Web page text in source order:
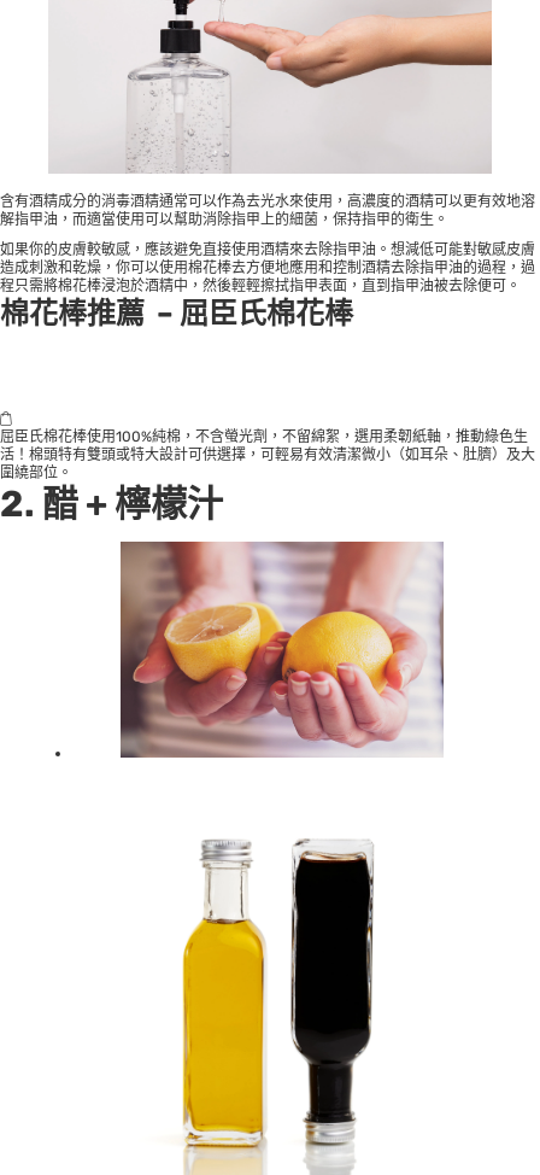
含有酒精成分的消毒酒精通常可以作為去光水來使用，高濃度的酒精可以更有效地溶
解指甲油，而適當使用可以幫助消除指甲上的細菌，保持指甲的衛生。
如果你的皮膚較敏感，應該避免直接使用酒精來去除指甲油。想減低可能對敏感皮膚
造成刺激和乾燥，你可以使用棉花棒去方便地應用和控制酒精去除指甲油的過程，過
程只需將棉花棒浸泡於酒精中，然後輕輕擦拭指甲表面，直到指甲油被去除便可。
棉花棒推薦 – 屈臣氏棉花棒
屈臣氏棉花棒使用100%純棉，不含螢光劑，不留綿絮，選用柔韌紙軸，推動綠色生
活！棉頭特有雙頭或特大設計可供選擇，可輕易有效清潔微小（如耳朵、肚臍）及大
圍繞部位。
2. 醋 + 檸檬汁